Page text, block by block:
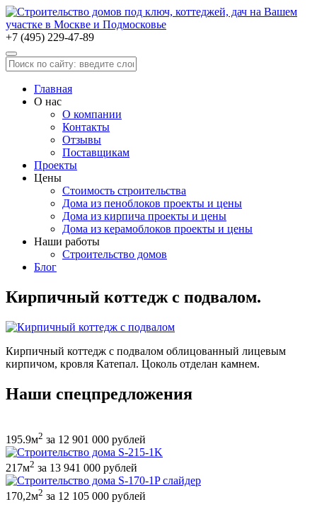
+7 (495) 229-47-89
Главная
О нас
О компании
Контакты
Отзывы
Поставщикам
Проекты
Цены
Стоимость строительства
Дома из пеноблоков проекты и цены
Дома из кирпича проекты и цены
Дома из керамоблоков проекты и цены
Наши работы
Строительство домов
Блог
Кирпичный коттедж с подвалом.
Кирпичный коттедж с подвалом облицованный лицевым
кирпичом, кровля Катепал. Цоколь отделан камнем.
Наши спецпредложения
195.9м2 за 12 901 000 рублей
217м2 за 13 941 000 рублей
170,2м2 за 12 105 000 рублей